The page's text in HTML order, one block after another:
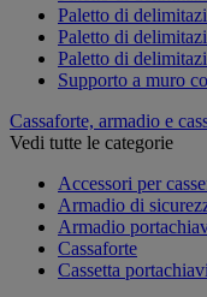
Paletto di
Paletto di
Paletto di
Supporto a muro
Cassaforte, armadio e
Vedi tutte le categorie
Accessori per
Armadio di
Armadio
Cassaforte
Cassetta portachiavi